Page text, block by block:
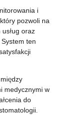
i
pozwoli na
oraz
ten
medycznymi w
do